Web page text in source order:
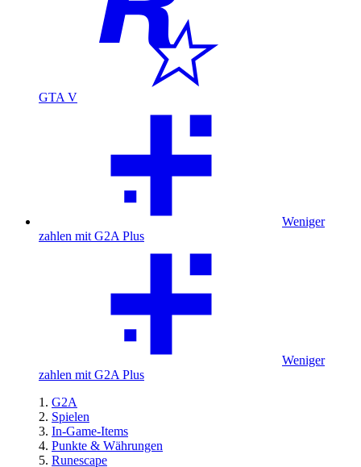
GTA V
Weniger
zahlen mit G2A Plus
Weniger
zahlen mit G2A Plus
G2A
Spielen
In-Game-Items
Punkte & Währungen
Runescape